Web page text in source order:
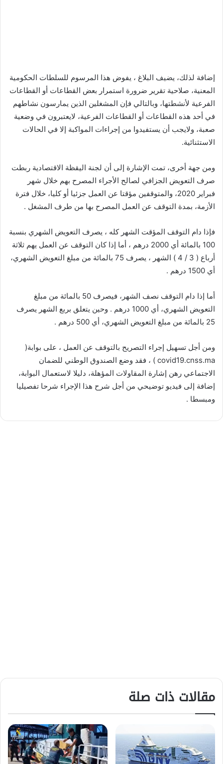
إضافة لذلك، يضيف البلاغ ، یفوض ھذا المرسوم للسلطات الحكومیة
المعنیة، صلاحیة تقریر ضرورة استمرار بعض القطاعات أو القطاعات
الفرعیة لأنشطتھا، وبالتالي فإن المشغلین الذین یمارسون نشاطھم
في أحد ھذه القطاعات أو القطاعات الفرعیة، لایعتبرون في وضعیة
صعبة، ولایجب أن یستفیدوا من إجراءات المواكبة إلا في الحالات
الاستثنائیة.
ومن جھة أخرى، تمت الإشارة إلى أن لجنة الیقظة الاقتصادیة ربطت
صرف التعویض الجزافي لصالح الأجراء المصرح بھم خلال شھر
فبرایر 2020، والمتوقفین مؤقتا عن العمل جزئیا أو كلیا، خلال فترة
الأزمة، بمدة التوقف عن العمل المصرح بھا من طرف المشغل .
فإذا دام التوقف المؤقت الشھر كله ، یصرف التعویض الشھري بنسبة
100 بالمائة أي 2000 درھم ، أما إذا كان التوقف عن العمل یھم ثلاثة
أرباع ( 3 / 4 ) الشهر ، یصرف 75 بالمائة من مبلغ التعویض الشھري،
أي 1500 درھم .
أما إذا دام التوقف نصف الشهر، فیصرف 50 بالمائة من مبلغ
التعویض الشھري، أي 1000 درھم . وحين يتعلق بربع الشهر یصرف
25 بالمائة من مبلغ التعویض الشھري، أي 500 درھم .
ومن أجل تسھیل إجراء التصریح بالتوقف عن العمل ، على بوابة(
covid19.cnss.ma ) ، فقد وضع الصندوق الوطني للضمان
الاجتماعي رھن إشارة المقاولات المؤھلة، دلیلا لاستعمال البوابة،
إضافة إلى فیدیو توضیحي من أجل شرح ھذا الإجراء شرحا تفصیلیا
ومبسطا .
مقالات ذات صلة